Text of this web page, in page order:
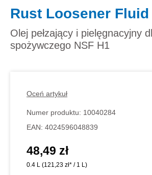
Rust Loosener Fluid
Olej pełzający i pielęgnacyjny
spożywczego NSF H1
Oceń artykuł
Numer produktu: 10040284
EAN: 4024596048839
Cena regularna:
48,49 zł
0.4 L (121,23 zł* / 1 L)